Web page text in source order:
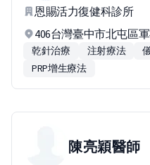
恩賜活力復健科診所
406台灣臺中市北屯區
乾針治療 注射療法
PRP增生療法
陳亮穎醫師